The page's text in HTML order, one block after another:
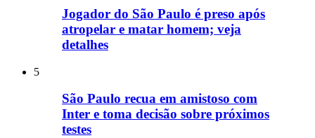
Jogador do São Paulo é preso após
atropelar e matar homem; veja
detalhes
5
São Paulo recua em amistoso com
Inter e toma decisão sobre próximos
testes